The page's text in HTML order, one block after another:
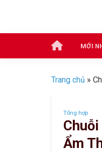
MỚI
Trang chủ »
Tổng hợp
Ẩm